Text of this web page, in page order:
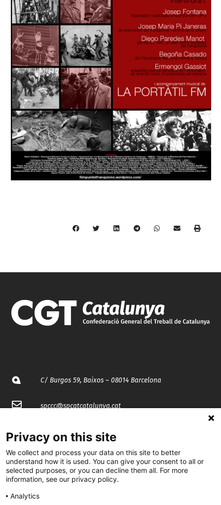
C/ Burgos 59, Baixos – 08014 Barcelona
spccc@spcgtcatalunya.cat
@CGTCatalunya
cgtcatalunya
CGTCatalunya
Privacy on this site
We collect and process your data on this site to better
understand how it is used. You can give your consent to all or
selected purposes, or you can decline them all. For more
information, see our privacy policy.
Analytics